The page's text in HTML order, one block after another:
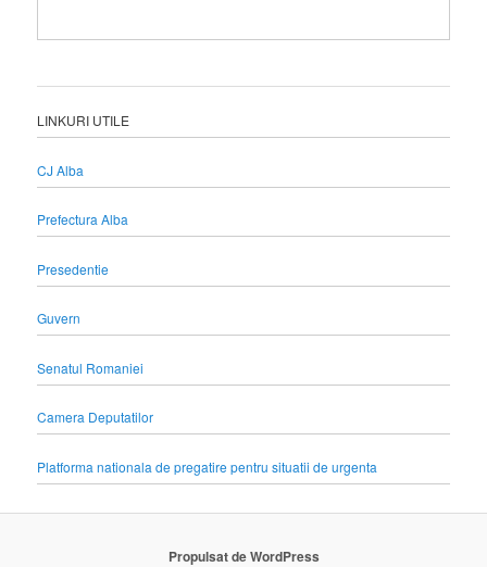
LINKURI UTILE
CJ Alba
Prefectura Alba
Presedentie
Guvern
Senatul Romaniei
Camera Deputatilor
Platforma nationala de pregatire pentru situatii de urgenta
Propulsat de WordPress